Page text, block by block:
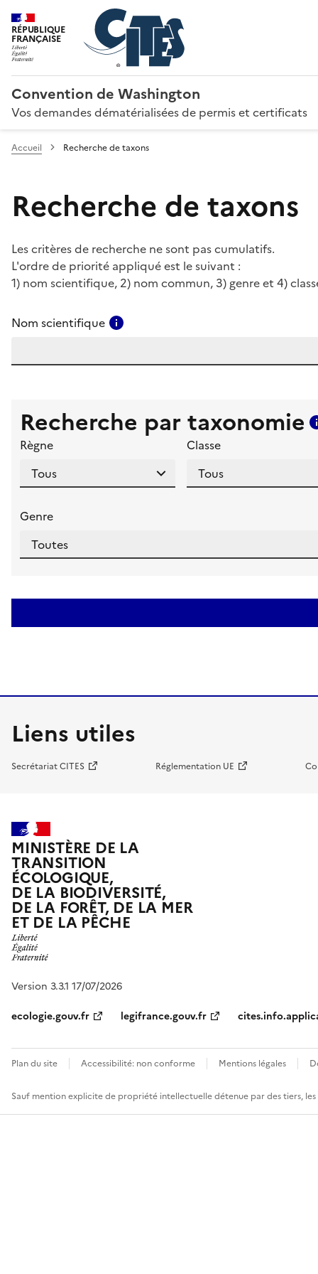
RÉPUBLIQUE
FRANÇAISE
Convention de Washington
Vos demandes dématérialisées de permis et certificats
Accueil Recherche de taxons
Recherche de taxons
Les critères de recherche ne sont pas cumulatifs.
L'ordre de priorité appliqué est le suivant :
1) nom scientifique, 2) nom commun, 3) genre et 4)
Nom scientifique
Recherche par taxonomie
Règne Classe
Genre
Liens utiles
Secrétariat CITES Réglementation UE
MINISTÈRE DE LA
TRANSITION
ÉCOLOGIQUE,
DE LA BIODIVERSITÉ,
DE LA FORÊT, DE LA MER
ET DE LA PÊCHE
Version 3.3.1 17/07/2026
ecologie.gouv.fr
legifrance.gouv.fr
Plan du site Accessibilité: non conforme Mentions légales
Sauf mention explicite de propriété intellectuelle détenue par des tiers,